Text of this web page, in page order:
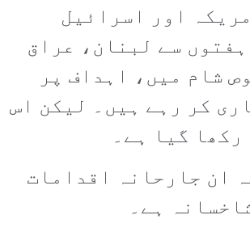
اور اسرائیل
سے لبنان، عراق
شام میں، اہداف پر
کر رہے ہیں۔ لیکن اس
گیا ہے۔
ان جارحانہ اقدامات
ہے۔